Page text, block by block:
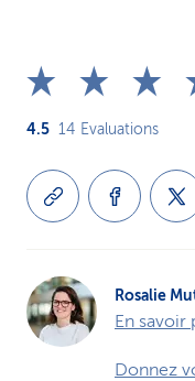
4.5 14 Evaluations
Rosalie
En savoir
Donnez